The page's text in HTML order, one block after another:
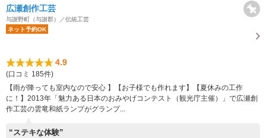
広瀬創作工芸
与謝野町（与謝郡）／伝統工芸
ネット予約OK
4.9
(口コミ 185件)
【雨が降っても室内なので安心 】【お子様でも作れます】【夏休みの工作
に！】2013年「魅力ある日本のおみやげコンテスト（観光庁主催）」で広瀬創
作工芸の雲竜和紙ランプがグランプ...
“ステキな体験”